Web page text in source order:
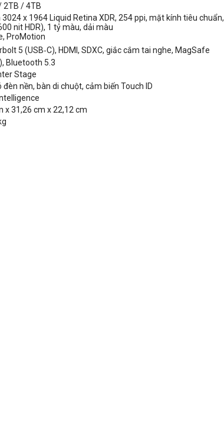
2TB / 4TB
3024 x 1964 Liquid Retina XDR, 254 ppi, mặt kính tiêu chuẩn,
nit HDR), 1 tỷ màu, dải màu
ProMotion
5 (USB‑C), HDMI, SDXC, giắc cắm tai nghe, MagSafe
Bluetooth 5.3
Stage
đèn nền, bàn di chuột, cảm biến Touch ID
x 31,26 cm x 22,12 cm